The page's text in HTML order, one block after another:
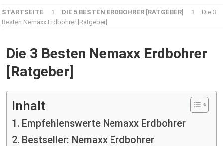
STARTSEITE DIE 5 BESTEN ERDBOHRER [RATGEBER]
Die 3
Besten Nemaxx Erdbohrer [Ratgeber]
Die 3 Besten Nemaxx Erdbohrer
[Ratgeber]
Inhalt
Empfehlenswerte Nemaxx Erdbohrer
Bestseller: Nemaxx Erdbohrer